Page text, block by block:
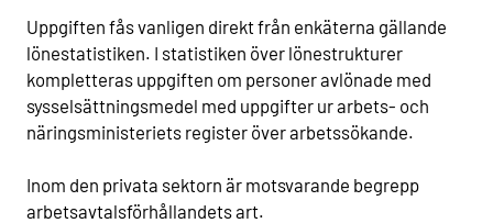
Uppgiften fås vanligen direkt från enkäterna gällande
lönestatistiken. I statistiken över lönestrukturer
kompletteras uppgiften om personer avlönade med
sysselsättningsmedel med uppgifter ur arbets- och
näringsministeriets register över arbetssökande.
Inom den privata sektorn är motsvarande begrepp
arbetsavtalsförhållandets art.